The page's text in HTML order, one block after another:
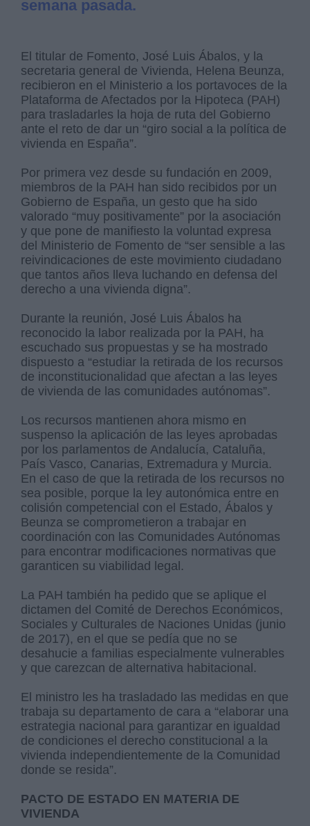
semana pasada.
El titular de Fomento, José Luis Ábalos, y la
secretaria general de Vivienda, Helena Beunza,
recibieron en el Ministerio a los portavoces de la
Plataforma de Afectados por la Hipoteca (PAH)
para trasladarles la hoja de ruta del Gobierno
ante el reto de dar un “giro social a la política de
vivienda en España”.
Por primera vez desde su fundación en 2009,
miembros de la PAH han sido recibidos por un
Gobierno de España, un gesto que ha sido
valorado “muy positivamente” por la asociación
y que pone de manifiesto la voluntad expresa
del Ministerio de Fomento de “ser sensible a las
reivindicaciones de este movimiento ciudadano
que tantos años lleva luchando en defensa del
derecho a una vivienda digna”.
Durante la reunión, José Luis Ábalos ha
reconocido la labor realizada por la PAH, ha
escuchado sus propuestas y se ha mostrado
dispuesto a “estudiar la retirada de los recursos
de inconstitucionalidad que afectan a las leyes
de vivienda de las comunidades autónomas”.
Los recursos mantienen ahora mismo en
suspenso la aplicación de las leyes aprobadas
por los parlamentos de Andalucía, Cataluña,
País Vasco, Canarias, Extremadura y Murcia.
En el caso de que la retirada de los recursos no
sea posible, porque la ley autonómica entre en
colisión competencial con el Estado, Ábalos y
Beunza se comprometieron a trabajar en
coordinación con las Comunidades Autónomas
para encontrar modificaciones normativas que
garanticen su viabilidad legal.
La PAH también ha pedido que se aplique el
dictamen del Comité de Derechos Económicos,
Sociales y Culturales de Naciones Unidas (junio
de 2017), en el que se pedía que no se
desahucie a familias especialmente vulnerables
y que carezcan de alternativa habitacional.
El ministro les ha trasladado las medidas en que
trabaja su departamento de cara a “elaborar una
estrategia nacional para garantizar en igualdad
de condiciones el derecho constitucional a la
vivienda independientemente de la Comunidad
donde se resida”.
PACTO DE ESTADO EN MATERIA DE
VIVIENDA